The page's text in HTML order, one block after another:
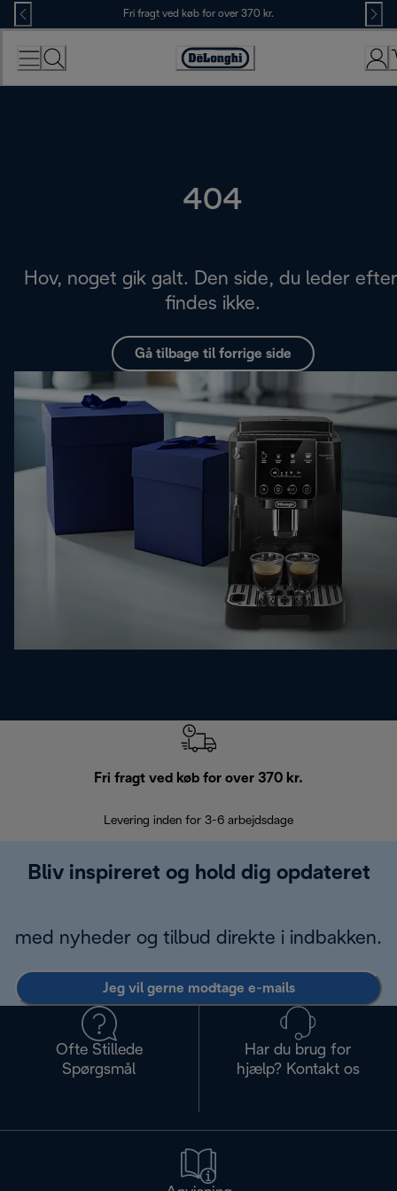
Skip
to
Content
Fri fragt ved køb for over 370 kr.
Accessibility
Statement
404
Hov, noget gik galt. Den side, du leder
findes ikke.
Gå tilbage til forrige side
Fri fragt ved køb for over 370 kr.
Levering inden for 3-6 arbejdsdage
Bliv inspireret og hold dig opdateret
med nyheder og tilbud direkte i indbakken.
Jeg vil gerne modtage e-mails
Ofte Stillede
Spørgsmål
Har du brug for
hjælp? Kontakt os